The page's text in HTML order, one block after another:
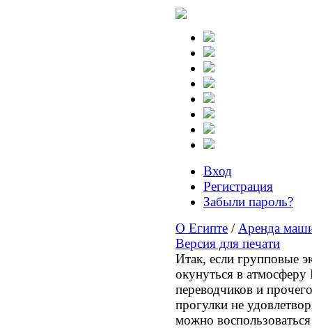
Вход
Регистрация
Забыли пароль?
О Египте / Аренда
Версия для печати
Итак, если групповые
окунуться в атмосферу
переводчиков и
прогулки не
можно